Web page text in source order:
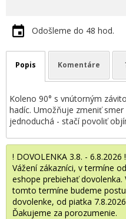
! DOVOLENKA 3.8. - 6.8.2026 !
Vážení zákazníci, v termíne
eshope prebiehať
tomto termíne budeme
dovolenke, od piatka
Ďakujeme za porozumenie.
Odošleme do 48 hod.
Popis Komentáre
Koleno 90° s vnútorným
hadíc. Umožňuje zmeniť
jednoduchá - stačí povoliť